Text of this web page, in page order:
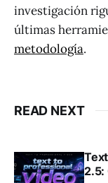
investigación
últimas
metodología.
READ NEXT
2.5: